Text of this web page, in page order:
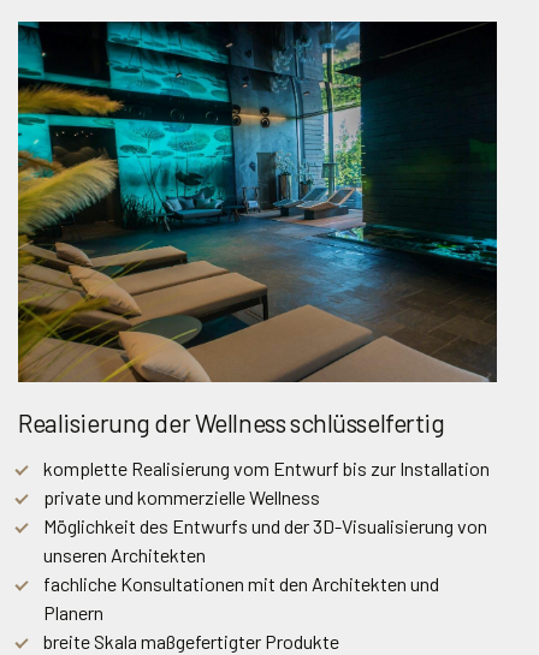
Realisierung der Wellness schlüsselfertig
komplette Realisierung vom Entwurf bis zur Installation
private und kommerzielle Wellness
Möglichkeit des Entwurfs und der 3D-Visualisierung von
unseren Architekten
fachliche Konsultationen mit den Architekten und
Planern
breite Skala maßgefertigter Produkte